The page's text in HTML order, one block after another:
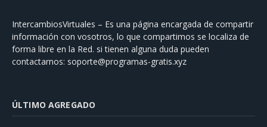
IntercambiosVirtuales – Es una página encargada de compartir
información con vosotros, lo que compartimos se localiza de
forma libre en la Red. si tienen alguna duda pueden
contactarnos: soporte@programas-gratis.xyz
ÚLTIMO AGREGADO